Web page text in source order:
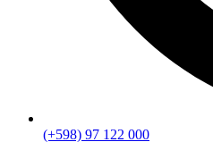
(+598) 97 122 000